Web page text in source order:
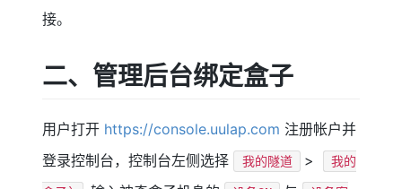
接。
二、管理后台绑定盒子
用户打开 https://console.uulap.com 注册帐户并
登录控制台，控制台左侧选择
我的隧道 > 我的